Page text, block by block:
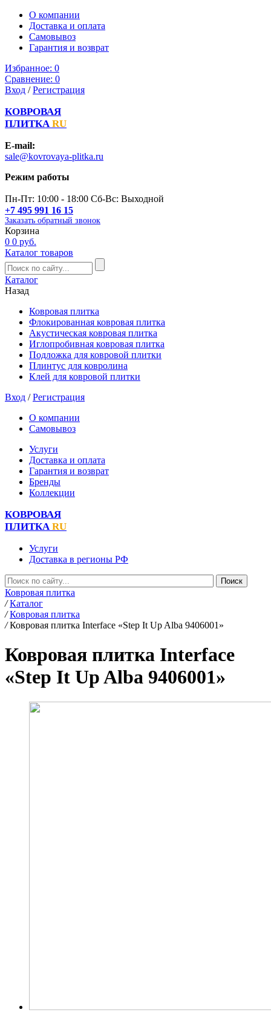
О компании
Доставка и оплата
Самовывоз
Гарантия и возврат
Избранное: 0
Сравнение: 0
Вход /Регистрация
КОВРОВАЯ
ПЛИТКА RU
E-mail:
sale@kovrovaya-plitka.ru
Режим работы
Пн-Пт: 10:00 - 18:00 Сб-Вс: Выходной
+7 495 991 16 15
Заказать обратный звонок
Корзина
0 0 руб.
Каталог товаров
Каталог
Назад
Ковровая плитка
Флокированная ковровая плитка
Акустическая ковровая плитка
Иглопробивная ковровая плитка
Подложка для ковровой плитки
Плинтус для ковролина
Клей для ковровой плитки
Вход /Регистрация
О компании
Самовывоз
Услуги
Доставка и оплата
Гарантия и возврат
Бренды
Коллекции
КОВРОВАЯ
ПЛИТКА RU
Услуги
Доставка в регионы РФ
Ковровая плитка
/ Каталог
/ Ковровая плитка
/ Ковровая плитка Interface «Step It Up Alba 9406001»
Ковровая плитка Interface
«Step It Up Alba 9406001»